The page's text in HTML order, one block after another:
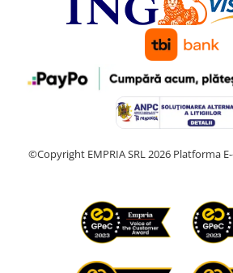
©Copyright EMPRIA SRL 2026 Platforma